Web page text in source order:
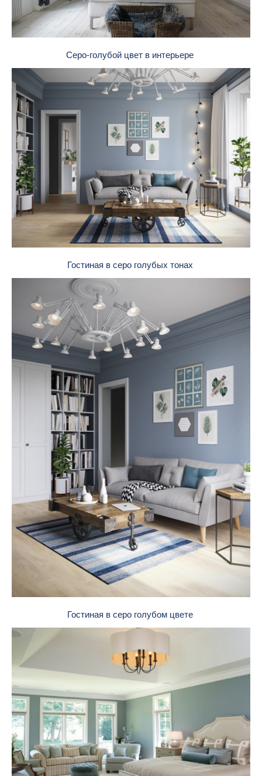
Серо-голубой цвет в интерьере
Гостиная в серо голубых тонах
Гостиная в серо голубом цвете